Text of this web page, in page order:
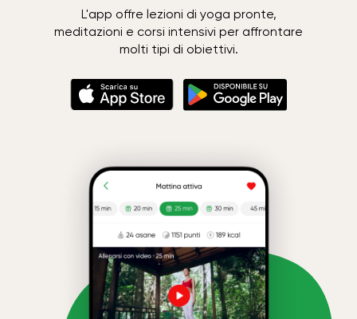
L'app offre lezioni di yoga pronte,
meditazioni e corsi intensivi per affrontare
molti tipi di obiettivi.